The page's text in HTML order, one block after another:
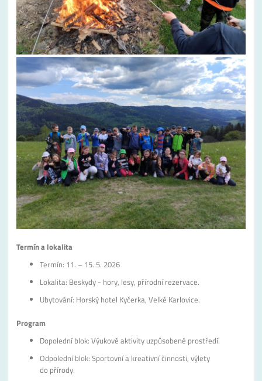
Termín a lokalita
Termín: 11. – 15. 5. 2026
Lokalita: Beskydy - hory, lesy, přírodní rezervace.
Ubytování: Horský hotel Kyčerka, Velké Karlovice.
Program
Dopolední blok: Výukové aktivity uzpůsobené prostředí.
Odpolední blok: Sportovní a kreativní činnosti, výlety
do přírody.